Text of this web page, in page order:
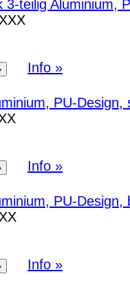
3-teilig Aluminium,
Info »
PU-
Info »
PU-
Info »